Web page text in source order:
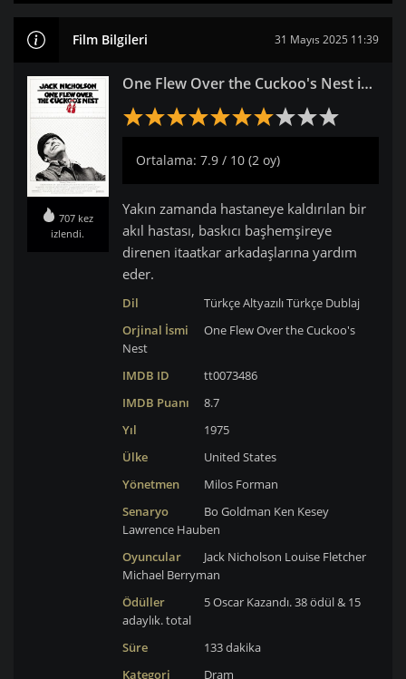
Film Bilgileri 31 Mayıs 2025 11:39
707 kez
izlendi.
One Flew Over the Cuckoo's Nest izle
Ortalama: 7.9 / 10 (2 oy)
Yakın zamanda hastaneye kaldırılan bir
akıl hastası, baskıcı başhemşireye
direnen itaatkar arkadaşlarına yardım
eder.
Dil Türkçe AltyazılıTürkçe Dublaj
Orjinal İsmi
One Flew Over the Cuckoo's
Nest
IMDB ID
tt0073486
IMDB Puanı
8.7
Yıl
1975
Ülke
United States
Yönetmen
Milos Forman
Senaryo
Bo Goldman Ken Kesey
Lawrence Hauben
Oyuncular
Jack Nicholson Louise Fletcher
Michael Berryman
Ödüller
5 Oscar Kazandı. 38 ödül & 15
adaylık. total
Süre
133 dakika
Kategori
Dram